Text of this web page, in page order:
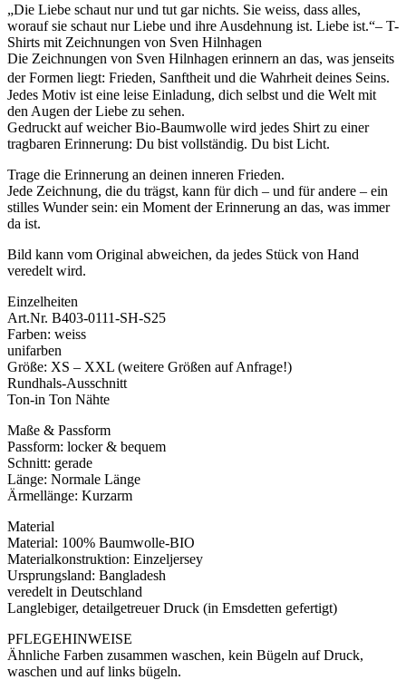
nur
und
tut
gar
nichts.
Sie
weiss,
dass
alles,
sie
schaut
nur
Liebe
ihre
Ausdehnung
Liebe
ist.
Menge
„Die Liebe schaut nur und tut gar nichts. Sie weiss, dass alles,
worauf sie schaut nur Liebe und ihre Ausdehnung ist. Liebe ist.“– T-
Shirts mit Zeichnungen von Sven Hilnhagen
Die Zeichnungen von Sven Hilnhagen erinnern an das, was jenseits
der Formen liegt: Frieden, Sanftheit und die Wahrheit deines Seins.
Jedes Motiv ist eine leise Einladung, dich selbst und die Welt mit
den Augen der Liebe zu sehen.
Gedruckt auf weicher Bio-Baumwolle wird jedes Shirt zu einer
tragbaren Erinnerung: Du bist vollständig. Du bist Licht.
Trage die Erinnerung an deinen inneren Frieden.
Jede Zeichnung, die du trägst, kann für dich – und für andere – ein
stilles Wunder sein: ein Moment der Erinnerung an das, was immer
da ist.
Bild kann vom Original abweichen, da jedes Stück von Hand
veredelt wird.
Einzelheiten
Art.Nr. B403-0111-SH-S25
Farben: weiss
unifarben
Größe: XS – XXL (weitere Größen auf Anfrage!)
Rundhals-Ausschnitt
Ton-in Ton Nähte
Maße & Passform
Passform: locker & bequem
Schnitt: gerade
Länge: Normale Länge
Ärmellänge: Kurzarm
Material
Material: 100% Baumwolle-BIO
Materialkonstruktion: Einzeljersey
Ursprungsland: Bangladesh
veredelt in Deutschland
Langlebiger, detailgetreuer Druck (in Emsdetten gefertigt)
PFLEGEHINWEISE
Ähnliche Farben zusammen waschen, kein Bügeln auf Druck,
waschen und auf links bügeln.